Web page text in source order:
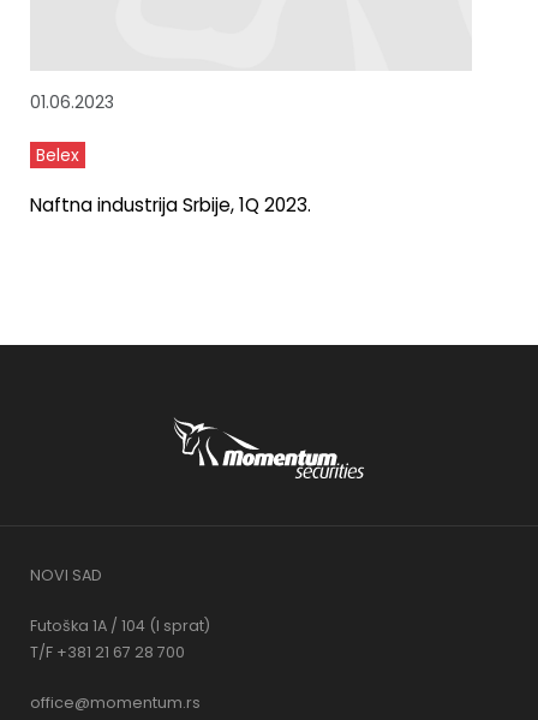
01.06.2023
Belex
Naftna industrija Srbije, 1Q 2023.
NOVI SAD
Futoška 1A / 104 (I sprat)
T/F +381 21 67 28 700
office@momentum.rs